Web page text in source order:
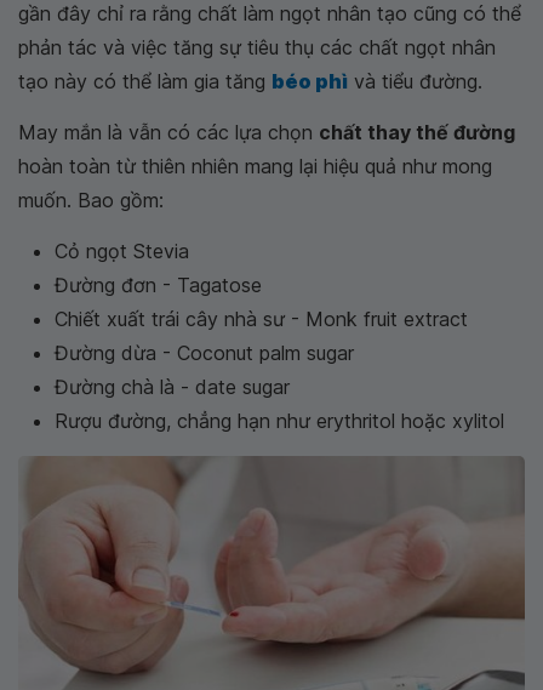
gần đây chỉ ra rằng chất làm ngọt nhân tạo cũng có thể
phản tác và việc tăng sự tiêu thụ các chất ngọt nhân
tạo này có thể làm gia tăng béo phì và tiểu đường.
May mắn là vẫn có các lựa chọn chất thay thế đường
hoàn toàn từ thiên nhiên mang lại hiệu quả như mong
muốn. Bao gồm:
Cỏ ngọt Stevia
Đường đơn - Tagatose
Chiết xuất trái cây nhà sư - Monk fruit extract
Đường dừa - Coconut palm sugar
Đường chà là - date sugar
Rượu đường, chẳng hạn như erythritol hoặc xylitol